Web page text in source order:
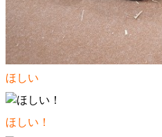
ほしい
ほしい！